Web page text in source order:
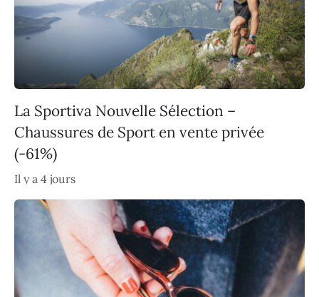
La Sportiva Nouvelle Sélection –
Chaussures de Sport en vente privée
(-61%)
Il y a 4 jours